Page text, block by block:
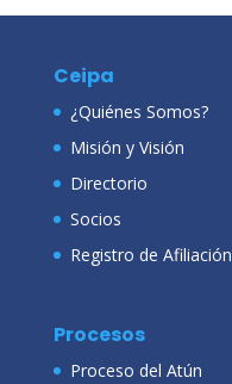
Ceipa
¿Quiénes Somos?
Misión y Visión
Directorio
Socios
Registro de Afiliación
Procesos
Proceso del Atún